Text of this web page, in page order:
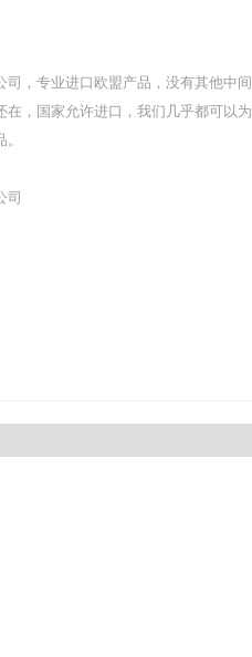
司，专业进口欧盟产品，没有其他中间
在，国家允许进口，我们几乎都可以为
司